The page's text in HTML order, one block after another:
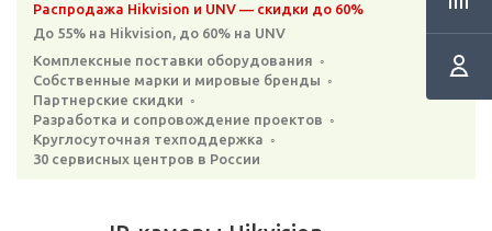
Распродажа Hikvision и UNV — скидки до 60%
До 55% на Hikvision, до 60% на UNV
Комплексные поставки оборудования ◦
Собственные марки и мировые бренды ◦
Партнерские скидки ◦
Разработка и сопровождение проектов ◦
Круглосуточная техподдержка ◦
30 сервисных центров в России